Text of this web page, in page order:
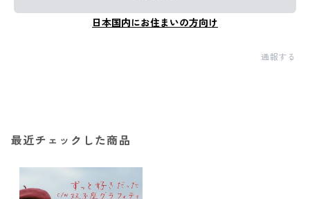
日本国内にお住まいの方向け
通報する
最近チェックした商品